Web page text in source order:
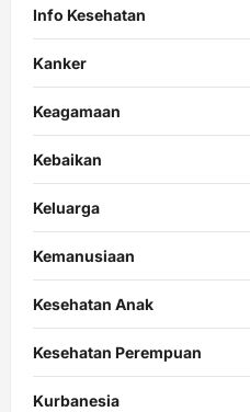
Info Kesehatan
Kanker
Keagamaan
Kebaikan
Keluarga
Kemanusiaan
Kesehatan Anak
Kesehatan Perempuan
Kurbanesia